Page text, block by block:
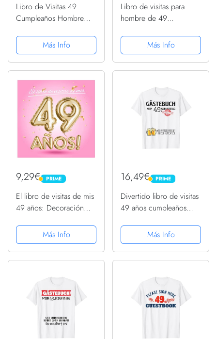
Libro de Visitas 49
Cumpleaños Hombre
Cumpleaños Camiseta
Más Info
Libro de visitas para
hombre de 49
cumpleaños divertido
Camiseta
Más Info
9,29€ PRIME
PRIME
El libro de visitas de mis
49 años: Decoración
cumpleaños – Regalos
originales para mujer -
49 años - Edición
Más Info
16,49€ PRIME
PRIME
Divertido libro de visitas
49 años cumpleaños
Más Info